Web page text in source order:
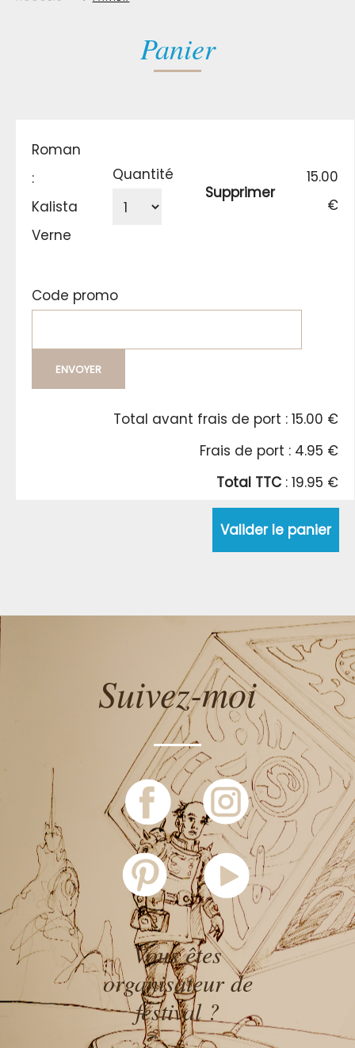
Panier
Roman
:
Kalista
Verne
Quantité
Supprimer
15.00
€
Code promo
ENVOYER
Total avant frais de port : 15.00 €
Frais de port : 4.95 €
Total TTC : 19.95 €
Valider le panier
Suivez-moi
Vous êtes
organisateur de
festival ?